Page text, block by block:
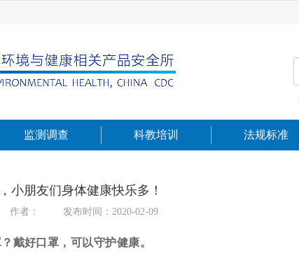
监测调查 科教培训 法规标准
小朋友们身体健康快乐多！
作者： 发布时间：2020-02-09
戴好口罩，可以守护健康。